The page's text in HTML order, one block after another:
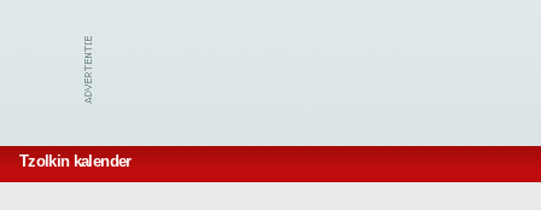
Tzolkin kalender